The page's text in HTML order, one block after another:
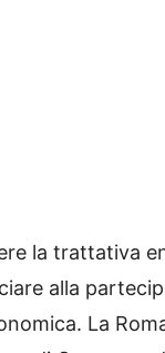
la trattativa
alla
La